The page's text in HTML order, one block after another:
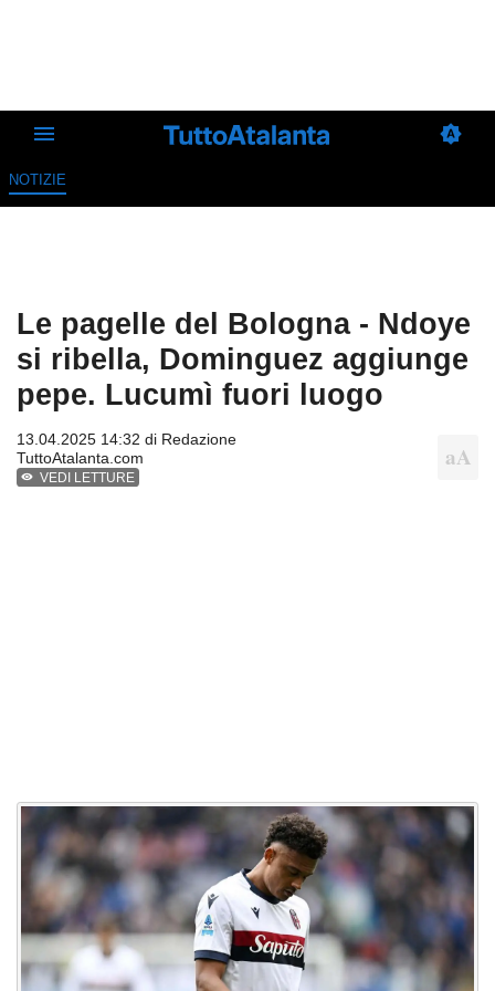
NOTIZIE
Le pagelle del Bologna - Ndoye
si ribella, Dominguez aggiunge
pepe. Lucumì fuori luogo
13.04.2025 14:32 di Redazione
TuttoAtalanta.com
VEDI LETTURE